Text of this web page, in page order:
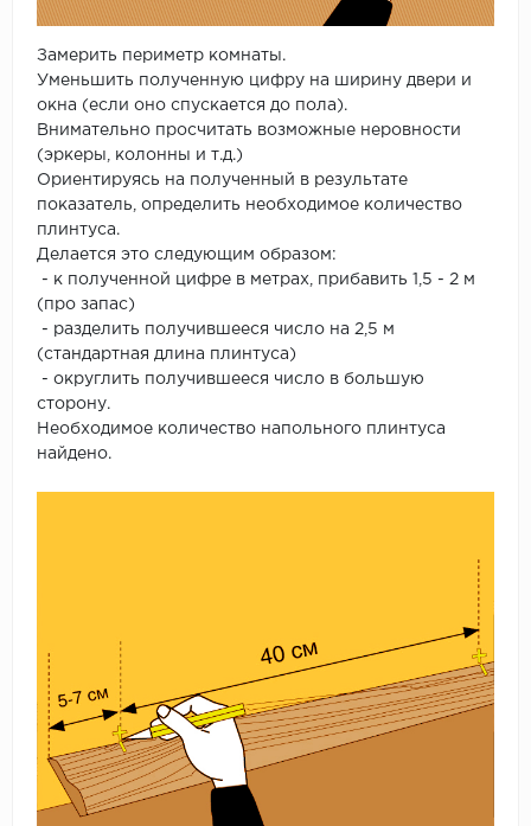
Замерить периметр комнаты.
Уменьшить полученную цифру на ширину двери и
окна (если оно спускается до пола).
Внимательно просчитать возможные неровности
(эркеры, колонны и т.д.)
Ориентируясь на полученный в результате
показатель, определить необходимое количество
плинтуса.
Делается это следующим образом:
- к полученной цифре в метрах, прибавить 1,5 - 2 м
(про запас)
- разделить получившееся число на 2,5 м
(стандартная длина плинтуса)
- округлить получившееся число в большую
сторону.
Необходимое количество напольного плинтуса
найдено.